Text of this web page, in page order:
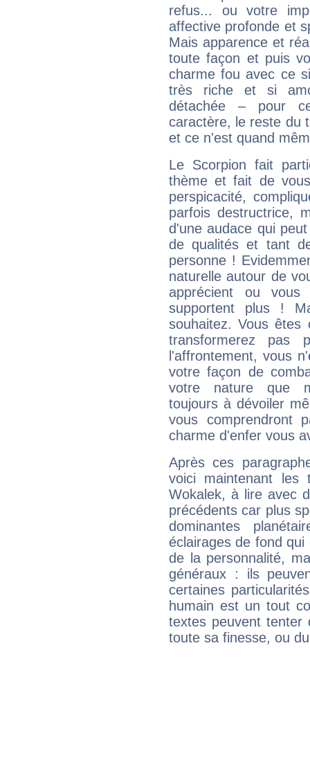
refus... ou votre
affective profonde et
Mais apparence et
toute façon et puis
charme fou avec ce
très riche et si
détachée – pour
caractère, le reste du
et ce n'est quand
Le Scorpion fait
thème et fait de
perspicacité,
parfois destructrice,
d'une audace qui
de qualités et tant
personne !
naturelle autour de
apprécient ou
supportent plus !
souhaitez. Vous
transformerez pas
l'affrontement, vous
votre façon de
votre nature que
toujours à dévoiler
vous comprendront
charme d'enfer vous
Après ces
voici maintenant les
Wokalek, à lire avec
précédents car plus
dominantes
éclairages de fond
de la personnalité,
généraux : ils
certaines
humain est un tout
textes peuvent tenter
toute sa finesse, ou